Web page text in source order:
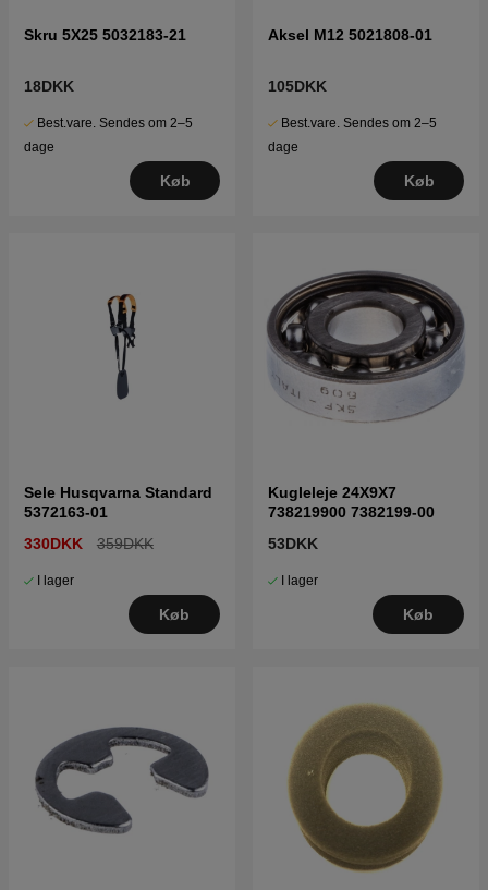
Skru 5X25 5032183-21
18DKK
Best.vare. Sendes om 2–5
dage
Køb
Aksel M12 5021808-01
105DKK
Best.vare. Sendes om 2–5
dage
Køb
Sele Husqvarna Standard
5372163-01
330DKK
359DKK
I lager
Køb
Kugleleje 24X9X7
738219900 7382199-00
53DKK
I lager
Køb